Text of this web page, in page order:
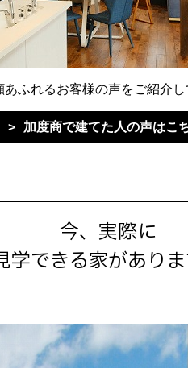
あふれるお客様の声をご紹介
加度商で建てた人の声はこ
今、実際に
学できる家があり